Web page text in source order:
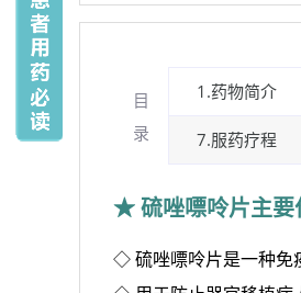
目
录
1.药物简介
7.服药疗程
★ 硫唑嘌呤片主要
◇ 硫唑嘌呤片是一种免